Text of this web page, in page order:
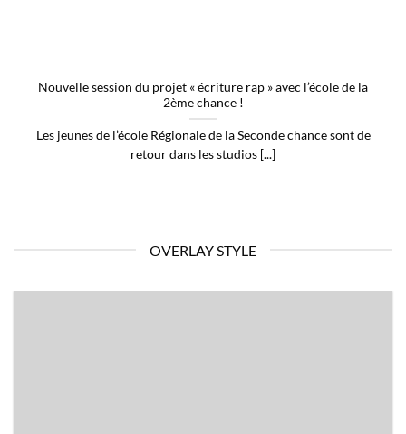
Nouvelle session du projet « écriture rap » avec l’école de la
2ème chance !
Les jeunes de l’école Régionale de la Seconde chance sont de
retour dans les studios [...]
OVERLAY STYLE